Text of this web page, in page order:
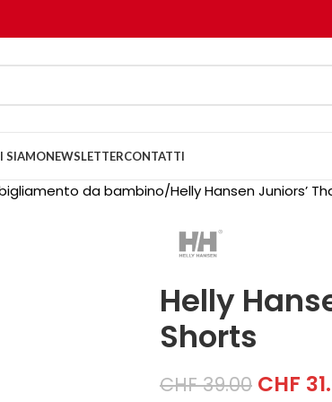
SIAMONEWSLETTERCONTATTI
da bambino Helly Hansen Juniors’
Helly
Shorts
CHF39.00 CHF